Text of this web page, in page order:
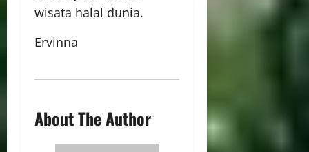
wisata halal dunia.
Ervinna
About The Author